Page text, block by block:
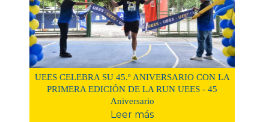
UEES CELEBRA SU 45.º ANIVERSARIO CON LA
PRIMERA EDICIÓN DE LA RUN UEES - 45
Aniversario
Leer más